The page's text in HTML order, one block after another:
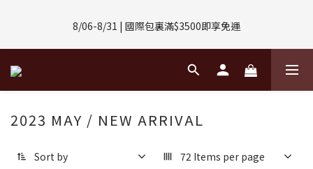
(數量有限售完不補)
8/06-8/31 | 國際包裏滿$3500即享免運
8/08-8/10 | 全館任選3件 贈 $188購物金
8/01-8/31 | 任選2件CUBOX正價商品 贈【威靈頓 / 波士頓墨鏡】
2023 MAY / NEW ARRIVAL
Sort by 72 Items per page